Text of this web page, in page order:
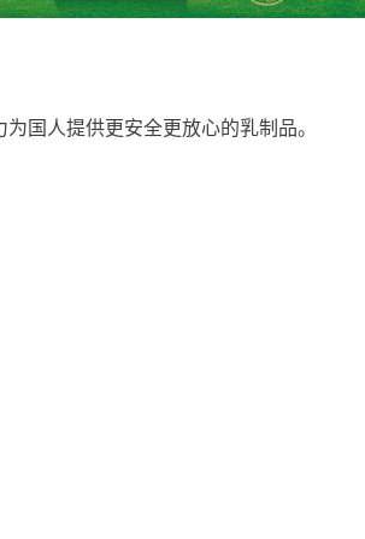
国人提供更安全更放心的乳制品。